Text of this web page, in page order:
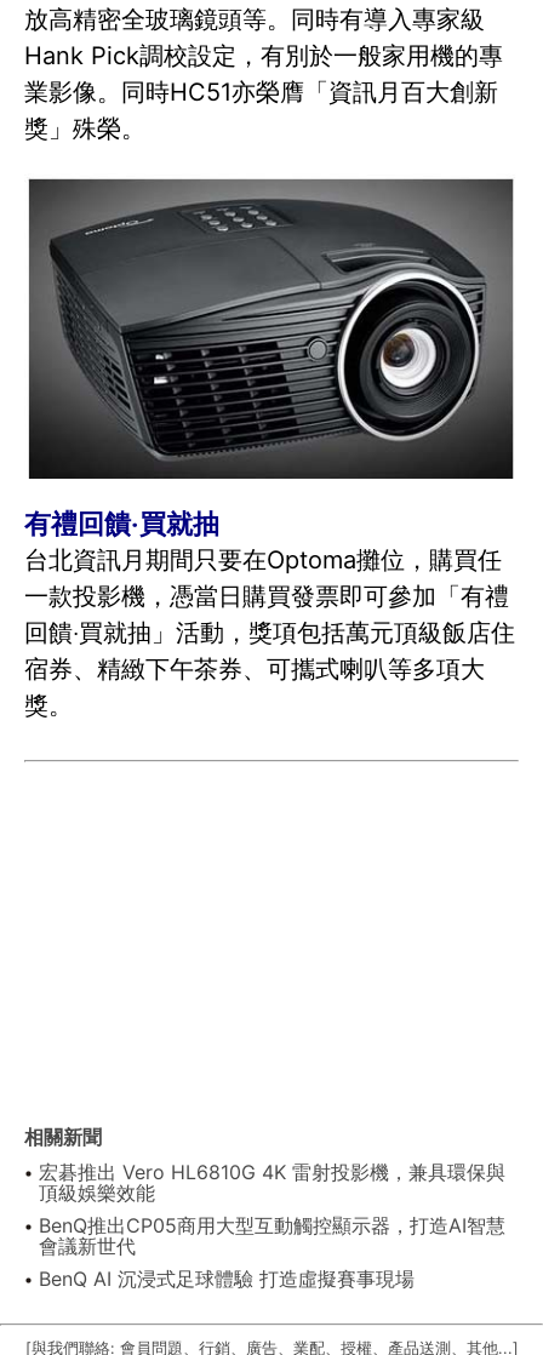
放高精密全玻璃鏡頭等。同時有導入專家級
Hank Pick調校設定，有別於一般家用機的專
業影像。同時HC51亦榮膺「資訊月百大創新
獎」殊榮。
有禮回饋‧買就抽
台北資訊月期間只要在Optoma攤位，購買任
一款投影機，憑當日購買發票即可參加「有禮
回饋‧買就抽」活動，獎項包括萬元頂級飯店住
宿券、精緻下午茶券、可攜式喇叭等多項大
獎。
相關新聞
宏碁推出 Vero HL6810G 4K 雷射投影機，兼具環保與
頂級娛樂效能
BenQ推出CP05商用大型互動觸控顯示器，打造AI智慧
會議新世代
BenQ AI 沉浸式足球體驗 打造虛擬賽事現場
[與我們聯絡: 會員問題、行銷、廣告、業配、授權、產品送測、其他...]